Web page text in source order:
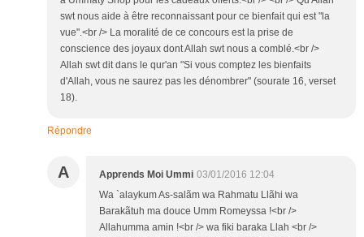
swt nous aide à être reconnaissant pour ce bienfait qui est "la
vue".<br /> La moralité de ce concours est la prise de
conscience des joyaux dont Allah swt nous a comblé.<br />
Allah swt dit dans le qur'an "Si vous comptez les bienfaits
d'Allah, vous ne saurez pas les dénombrer" (sourate 16, verset
18).
Répondre
A Apprends Moi Ummi 03/01/2016 12:04
Wa `alaykum As-salãm wa Rahmatu Llãhi wa
Barakãtuh ma douce Umm Romeyssa !<br />
Allahumma amin !<br /> wa fiki baraka Llah <br />